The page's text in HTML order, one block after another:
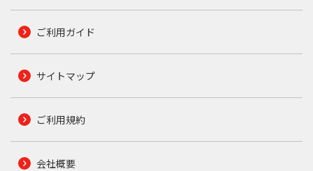
ご利用ガイド
サイトマップ
ご利用規約
会社概要